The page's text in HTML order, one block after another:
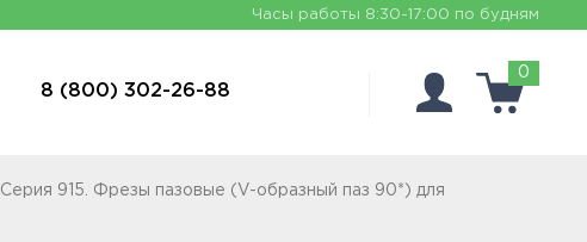
Часы работы 8:30-17:00 по будням
8 (800) 302-26-88
0
Серия 915. Фрезы пазовые (V-образный паз 90*) для